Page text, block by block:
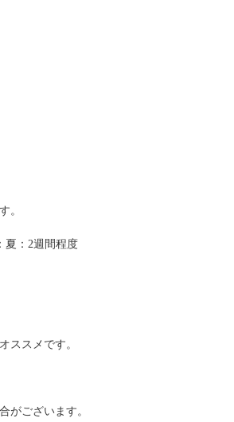
。
夏：2週間程度
ススメです。
がございます。